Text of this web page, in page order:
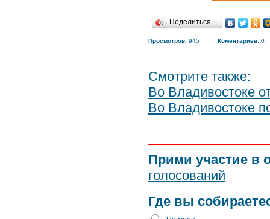
Поделиться…
Просмотров: 945 Коментариев: 0
Смотрите также:
Во Владивостоке
Во Владивостоке
Прими участие в
голосований
Где вы